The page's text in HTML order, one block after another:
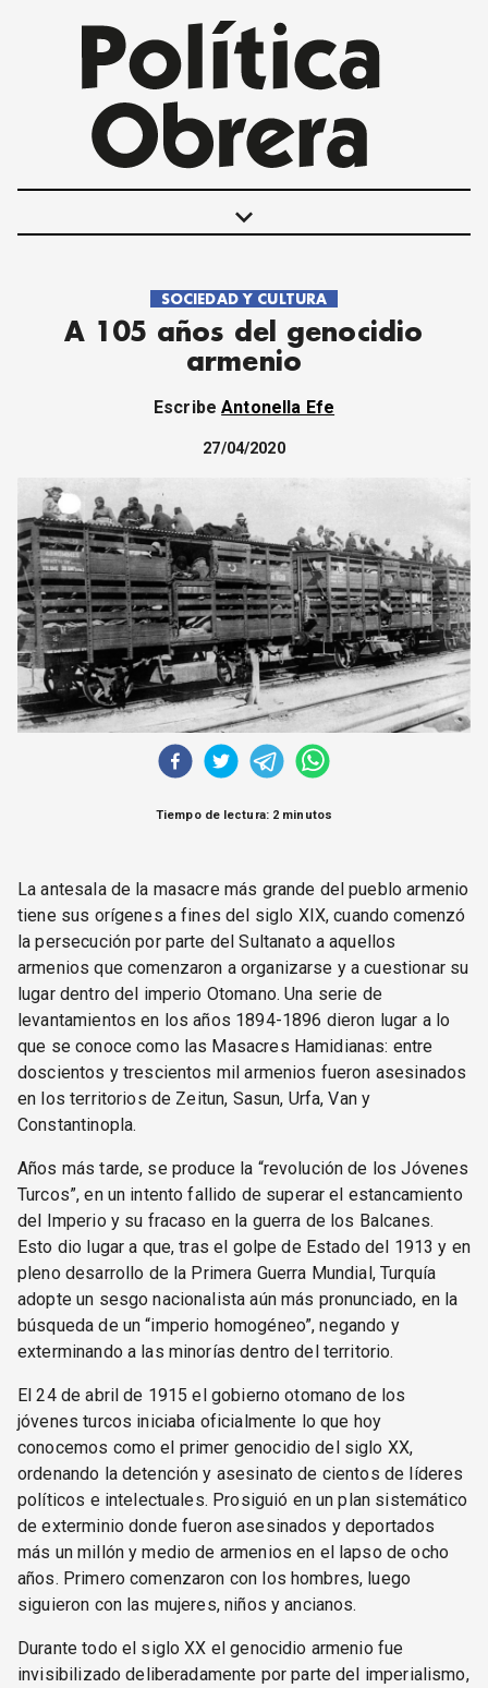
keyboard_arrow_down
POLÍTICAS
INTERNACIONALES
MOVIMIENTO OBRERO
ECONOMÍA
SOCIEDAD Y CULTURA
CORREO DE LECTORES
DEBATE
ARCHIVO
DECLARACIONES
OPINIÓN
ALTAMIRA RESPONDE
Política Obrera Revista
CONTACTO
SOCIEDAD Y CULTURA
A 105 años del genocidio
armenio
EscribeAntonella Efe
27/04/2020
Tiempo de lectura: 2 minutos
La antesala de la masacre más grande del pueblo armenio
tiene sus orígenes a fines del siglo XIX, cuando comenzó
la persecución por parte del Sultanato a aquellos
armenios que comenzaron a organizarse y a cuestionar su
lugar dentro del imperio Otomano. Una serie de
levantamientos en los años 1894-1896 dieron lugar a lo
que se conoce como las Masacres Hamidianas: entre
doscientos y trescientos mil armenios fueron asesinados
en los territorios de Zeitun, Sasun, Urfa, Van y
Constantinopla.
Años más tarde, se produce la “revolución de los Jóvenes
Turcos”, en un intento fallido de superar el estancamiento
del Imperio y su fracaso en la guerra de los Balcanes.
Esto dio lugar a que, tras el golpe de Estado del 1913 y en
pleno desarrollo de la Primera Guerra Mundial, Turquía
adopte un sesgo nacionalista aún más pronunciado, en la
búsqueda de un “imperio homogéneo”, negando y
exterminando a las minorías dentro del territorio.
El 24 de abril de 1915 el gobierno otomano de los
jóvenes turcos iniciaba oficialmente lo que hoy
conocemos como el primer genocidio del siglo XX,
ordenando la detención y asesinato de cientos de líderes
políticos e intelectuales. Prosiguió en un plan sistemático
de exterminio donde fueron asesinados y deportados
más un millón y medio de armenios en el lapso de ocho
años. Primero comenzaron con los hombres, luego
siguieron con las mujeres, niños y ancianos.
Durante todo el siglo XX el genocidio armenio fue
invisibilizado deliberadamente por parte del imperialismo,